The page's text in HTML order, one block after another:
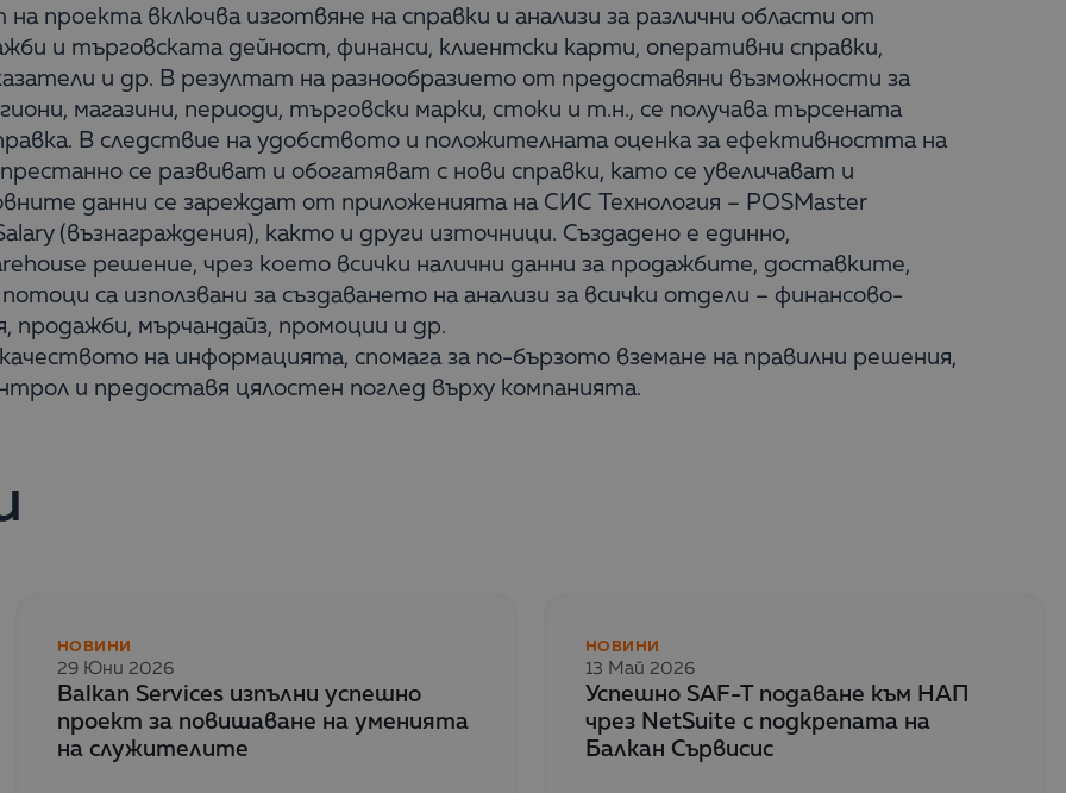
проекта включва изготвяне на справки и анализи за различни области от
и търговската дейност, финанси, клиентски карти, оперативни справки,
и др. В резултат на разнообразието от предоставяни възможности за
магазини, периоди, търговски марки, стоки и т.н., се получава търсената
В следствие на удобството и положителната оценка за ефективността на
се развиват и обогатяват с нови справки, като се увеличават и
данни се зареждат от приложенията на СИС Технология – POSMaster
(възнаграждения), както и други източници. Създадено е единно,
решение, чрез което всички налични данни за продажбите, доставките,
са използвани за създаването на анализи за всички отдели – финансово-
продажби, мърчандайз, промоции и др.
на информацията, спомага за по-бързото вземане на правилни решения,
и предоставя цялостен поглед върху компанията.
НОВИНИ
29 Юни 2026
Balkan Services изпълни успешно
проект за повишаване на уменията
на служителите
НОВИНИ
13 Май 2026
Успешно SAF-T подаване към НАП
чрез NetSuite с подкрепата на
Балкан Сървисис